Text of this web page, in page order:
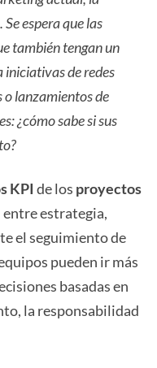
espera que las
también tengan un
iniciativas de redes
o lanzamientos de
¿cómo sabe si sus
KPI de los proyectos
entre estrategia,
el seguimiento de
pueden ir más
basadas en
la responsabilidad